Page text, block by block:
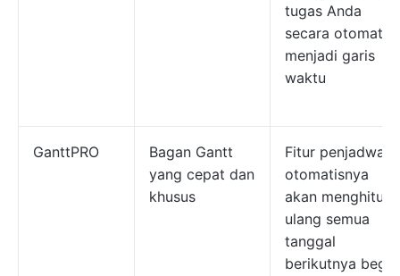
tugas Anda
secara otomatis
menjadi garis
waktu
GanttPRO
Bagan Gantt
yang cepat dan
khusus
Fitur
otomatisnya
akan menghitung
ulang semua
tanggal
berikutnya